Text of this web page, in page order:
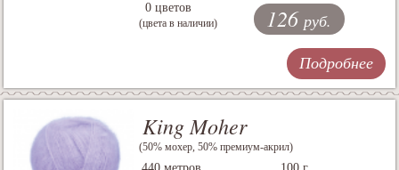
0 цветов
(цвета в наличии) 126 руб.
Подробнее
King Moher
(50% мохер, 50% премиум-акрил)